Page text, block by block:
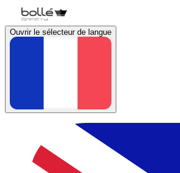
Ouvrir le sélecteur de langue